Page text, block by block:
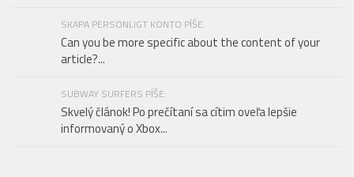
SKAPA PERSONLIGT KONTO PÍŠE:
Can you be more specific about the content of your
article?...
SUBWAY SURFERS PÍŠE:
Skvelý článok! Po prečítaní sa cítim oveľa lepšie
informovaný o Xbox...